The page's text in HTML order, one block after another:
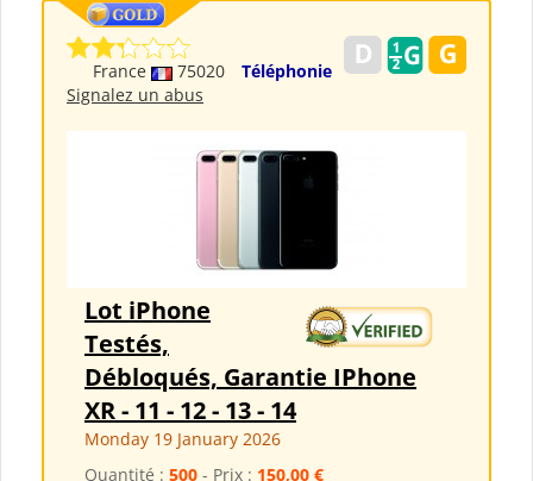
France 75020
Téléphonie
Signalez un abus
Lot iPhone
Testés,
Débloqués, Garantie IPhone
XR - 11 - 12 - 13 - 14
Monday 19 January 2026
Quantité : 500 - Prix : 150,00 €